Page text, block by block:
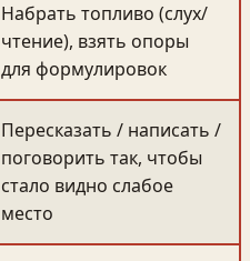
Набрать топливо (слух/
чтение), взять опоры
для формулировок
Пересказать / написать /
поговорить так, чтобы
стало видно слабое
место